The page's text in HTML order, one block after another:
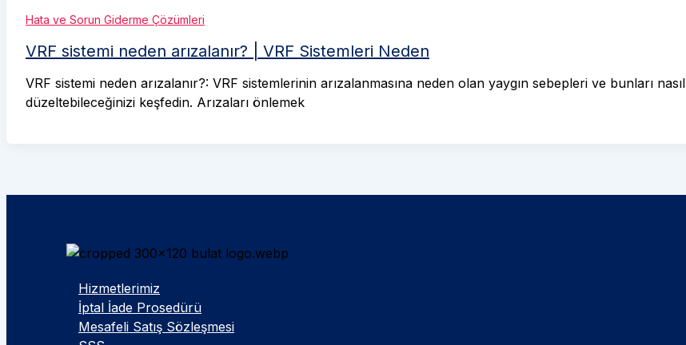
Hata ve Sorun Giderme Çözümleri
VRF sistemi neden arızalanır? | VRF Sistemleri Neden
VRF sistemi neden arızalanır?: VRF sistemlerinin arızalanmasına neden olan yaygın sebepleri ve bunları nasıl
düzeltebileceğinizi keşfedin. Arızaları önlemek
Hizmetlerimiz
İptal İade Prosedürü
Mesafeli Satış Sözleşmesi